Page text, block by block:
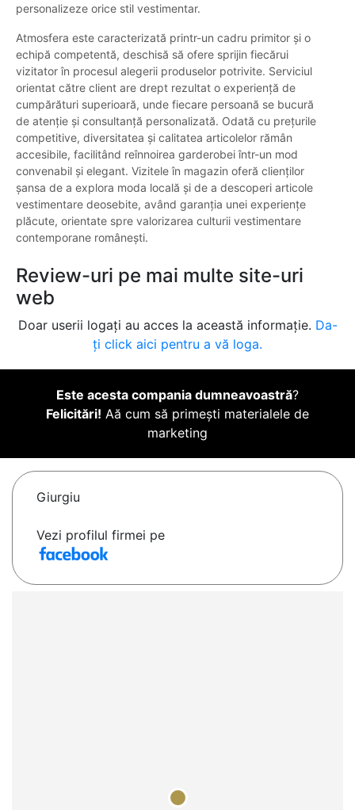
personalizeze orice stil vestimentar.
Atmosfera este caracterizată printr-un cadru primitor și o
echipă competentă, deschisă să ofere sprijin fiecărui
vizitator în procesul alegerii produselor potrivite. Serviciul
orientat către client are drept rezultat o experiență de
cumpărături superioară, unde fiecare persoană se bucură
de atenție și consultanță personalizată. Odată cu prețurile
competitive, diversitatea și calitatea articolelor rămân
accesibile, facilitând reînnoirea garderobei într-un mod
convenabil și elegant. Vizitele în magazin oferă clienților
șansa de a explora moda locală și de a descoperi articole
vestimentare deosebite, având garanția unei experiențe
plăcute, orientate spre valorizarea culturii vestimentare
contemporane românești.
Review-uri pe mai multe site-uri
web
Doar userii logați au acces la această informație. Da-
ți click aici pentru a vă loga.
Este acesta compania dumneavoastră?
Felicitări! Aă cum să primești materialele de
marketing
Giurgiu
Vezi profilul firmei pe